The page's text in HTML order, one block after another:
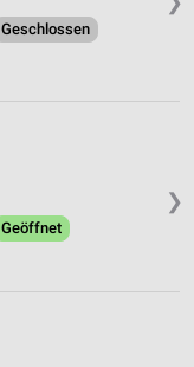
Geschlossen
❯
Geöffnet